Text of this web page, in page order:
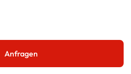
Anfragen